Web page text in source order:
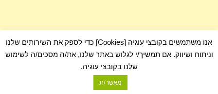
אנו משתמשים בקובצי עוגיה [Cookies] כדי לספק את השירותים שלנו
וניתוח ושיווק. אם תמשיך/י לגלוש באתר שלנו, את/ה מסכים/ה לשימוש
שלנו בקובצי עוגיה.
מאשר/ת